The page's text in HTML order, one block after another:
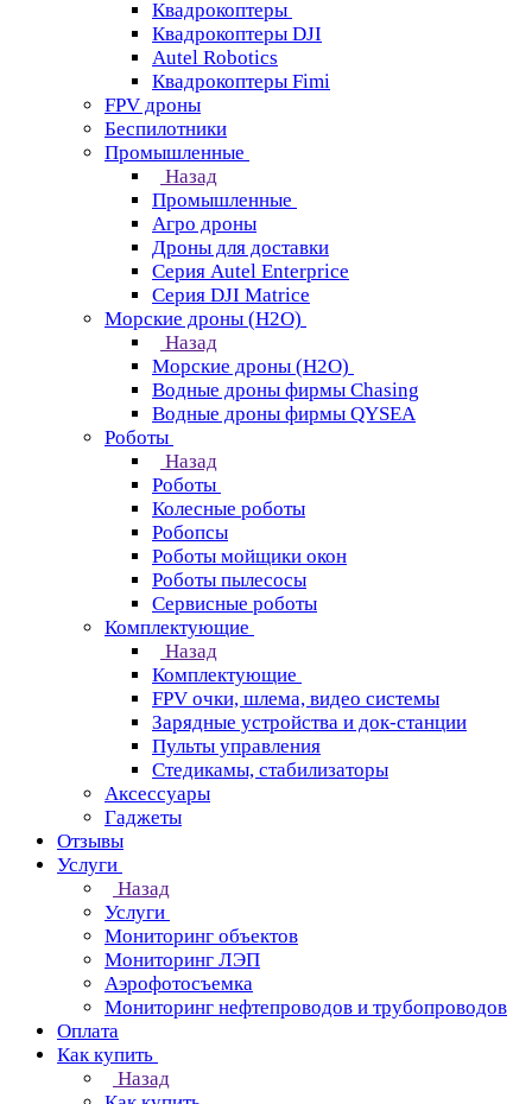
Квадрокоптеры
Квадрокоптеры DJI
Autel Robotics
Квадрокоптеры Fimi
FPV дроны
Беспилотники
Промышленные
Назад
Промышленные
Агро дроны
Дроны для доставки
Серия Autel Enterprice
Серия DJI Matrice
Морские дроны (H2O)
Назад
Морские дроны (H2O)
Водные дроны фирмы Chasing
Водные дроны фирмы QYSEA
Роботы
Назад
Роботы
Колесные роботы
Робопсы
Роботы мойщики окон
Роботы пылесосы
Сервисные роботы
Комплектующие
Назад
Комплектующие
FPV очки, шлема, видео системы
Зарядные устройства и док-станции
Пульты управления
Стедикамы, стабилизаторы
Аксессуары
Гаджеты
Отзывы
Услуги
Назад
Услуги
Мониторинг объектов
Мониторинг ЛЭП
Аэрофотосъемка
Мониторинг нефтепроводов и трубопроводов
Оплата
Как купить
Назад